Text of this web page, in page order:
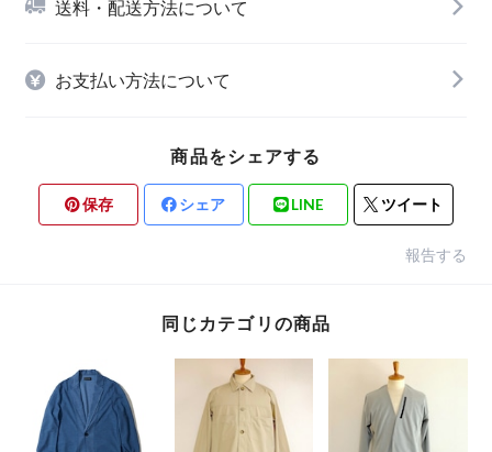
送料・配送方法について
お支払い方法について
商品をシェアする
保存 シェア LINE ツイート
報告する
同じカテゴリの商品